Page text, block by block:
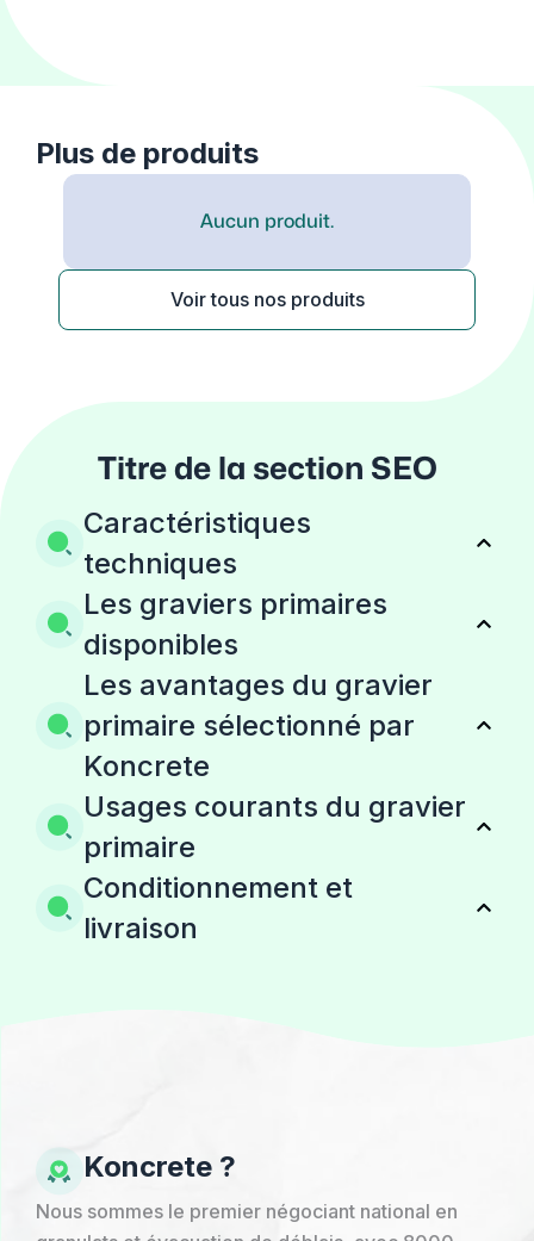
Plus de produits
Aucun produit.
Voir tous nos produits
Titre de la section SEO
Caractéristiques
techniques
Les graviers primaires
disponibles
Les avantages du gravier
primaire sélectionné par
Koncrete
Usages courants du gravier
primaire
Conditionnement et
livraison
Koncrete ?
Nous sommes le premier négociant national en